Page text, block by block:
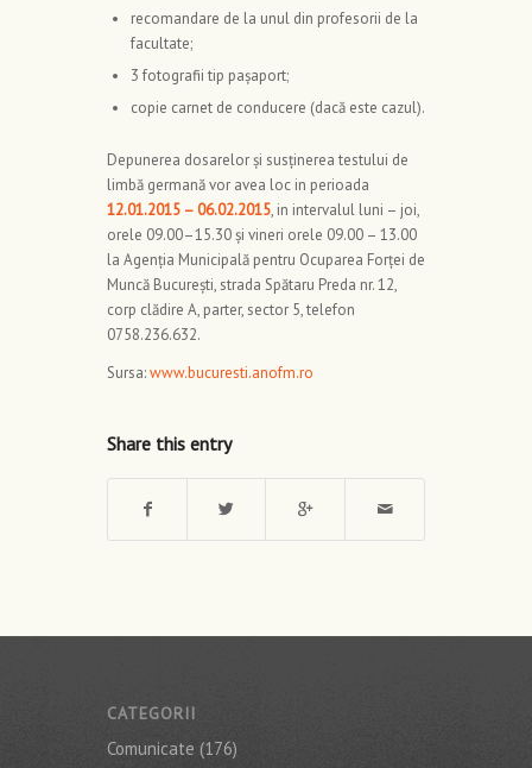
recomandare de la unul din profesorii de la
facultate;
3 fotografii tip pașaport;
copie carnet de conducere (dacă este cazul).
Depunerea dosarelor și susținerea testului de
limbă germană vor avea loc in perioada
12.01.2015 – 06.02.2015, in intervalul luni – joi,
orele 09.00–15.30 și vineri orele 09.00 – 13.00
la Agenția Municipală pentru Ocuparea Forței de
Muncă București, strada Spătaru Preda nr. 12,
corp clădire A, parter, sector 5, telefon
0758.236.632.
Sursa:www.bucuresti.anofm.ro
Share this entry
CATEGORII
Comunicate (176)